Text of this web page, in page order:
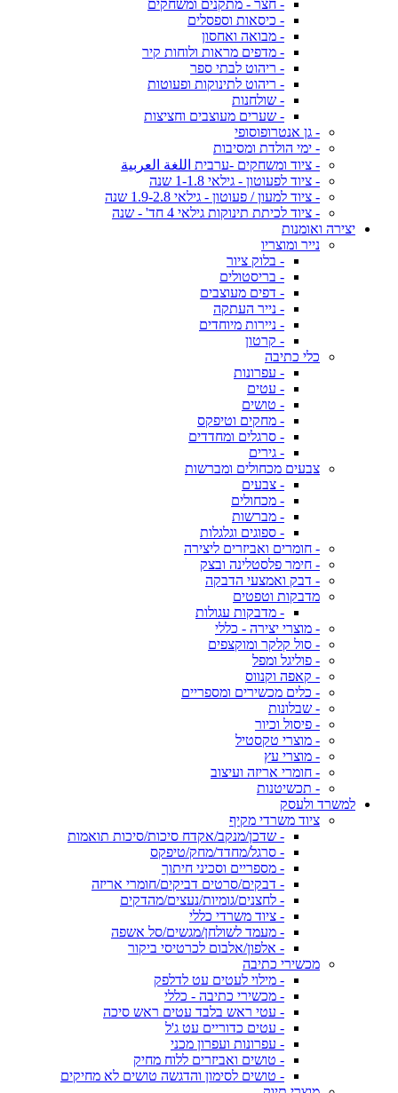
- חצר - מתקנים ומשחקים
- כיסאות וספסלים
- מבואה ואחסון
- מדפים מראות ולוחות קיר
- ריהוט לבתי ספר
- ריהוט לתינוקות ופעוטות
- שולחנות
- שערים מעוצבים וחציצות
- גן אנטרופוסופי
- ימי הולדת ומסיבות
- ציוד ומשחקים -ערבית اللغة العربية
- ציוד לפעוטון - גילאי 1-1.8 שנה
- ציוד למעון / פעוטון - גילאי 1.9-2.8 שנה
- ציוד לכיתת תינוקות גילאי 4 חד' - שנה
יצירה ואומנות
נייר ומוצריו
- בלוק ציור
- בריסטולים
- דפים מעוצבים
- נייר העתקה
- ניירות מיוחדים
- קרטון
כלי כתיבה
- עפרונות
- עטים
- טושים
- מחקים וטיפקס
- סרגלים ומחדדים
- גירים
צבעים מכחולים ומברשות
- צבעים
- מכחולים
- מברשות
- ספוגים וגלגלות
- חומרים ואביזרים ליצירה
- חימר פלסטלינה ובצק
- דבק ואמצעי הדבקה
מדבקות וטפטים
- מדבקות עגולות
- מוצרי יצירה - כללי
- סול קלקר ומוקצפים
- פוליגל ומפל
- קאפה וקנווס
- כלים מכשירים ומספריים
- שבלונות
- פיסול וכיור
- מוצרי טקסטיל
- מוצרי עץ
- חומרי אריזה ועיצוב
- תכשיטנות
למשרד ולעסק
ציוד משרדי מקיף
- שדכן/מנקב/אקדח סיכות/סיכות תואמות
- סרגל/מחדד/מחק/טיפקס
- מספריים וסכיני חיתוך
- דבקים/סרטים דביקים/חומרי אריזה
- לחצנים/גומיות/נעצים/מהדקים
- ציוד משרדי כללי
- מעמד לשולחן/מגשים/סל אשפה
- אלפון/אלבום לכרטיסי ביקור
מכשירי כתיבה
- מילוי לעטים עט לדלפק
- מכשירי כתיבה - כללי
- עטי ראש בלבד עטים ראש סיכה
- עטים כדוריים עט ג'ל
- עפרונות ועפרון מכני
- טושים ואביזרים ללוח מחיק
- טושים לסימון והדגשה טושים לא מחיקים